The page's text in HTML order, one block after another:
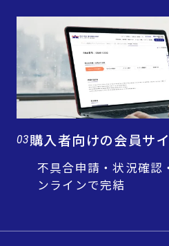
03購入者向けの会員サ
不具合申請・状況確認
ンラインで完結